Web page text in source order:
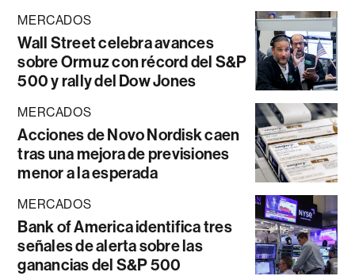
MERCADOS
Wall Street celebra avances
sobre Ormuz con récord del S&P
500 y rally del Dow Jones
MERCADOS
Acciones de Novo Nordisk caen
tras una mejora de previsiones
menor a la esperada
MERCADOS
Bank of America identifica tres
señales de alerta sobre las
ganancias del S&P 500